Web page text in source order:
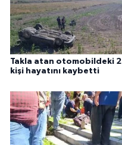
Takla atan otomobildeki 2
kişi hayatını kaybetti